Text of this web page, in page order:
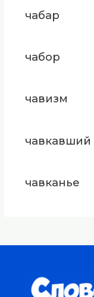
чабар
чабор
чавизм
чавкавший
чавканье